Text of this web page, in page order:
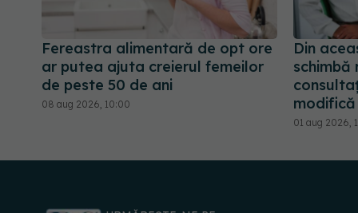
Fereastra alimentară de opt ore
ar putea ajuta creierul femeilor
de peste 50 de ani
08 aug 2026, 10:00
Din
schimbă
01 aug 2026,